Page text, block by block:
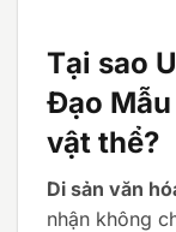
Tại sao
Đạo
vật thể?
Di sản văn
nhận không